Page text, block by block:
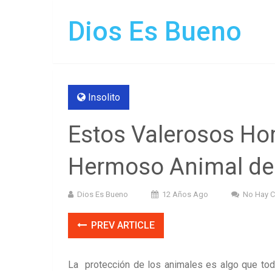
Dios Es Bueno
Insolito
Estos Valerosos
Hermoso Animal
Dios Es Bueno 12 Años Ago No Hay
PREV ARTICLE
La protección de los animales es algo que